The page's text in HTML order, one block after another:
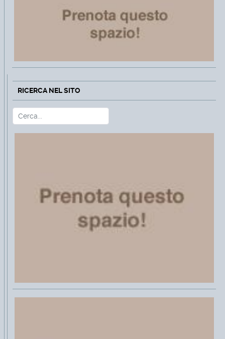
RICERCA NEL SITO
Cerca Type 2 or more characters for